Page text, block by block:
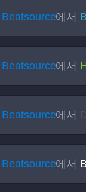
Beatsource에서
Beatsource에서
Beatsource에서
Beatsource에서